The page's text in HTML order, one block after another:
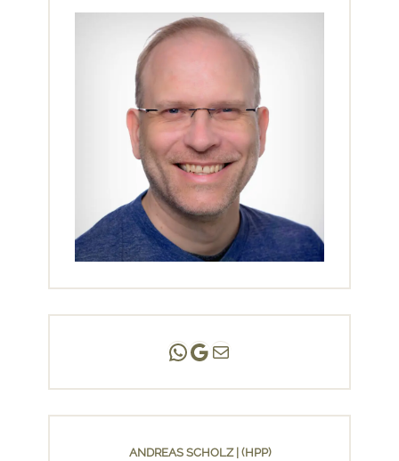
Andreas Scholz | (HPP)
Praxis Adlershof
E-Mail an mich ...
ANDREAS SCHOLZ | (HPP)